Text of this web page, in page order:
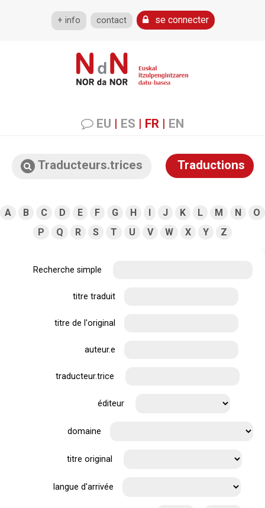
+ info contact se connecter
EU | ES | FR | EN
Traducteurs.trices Traductions
A B C D E F G H I J K L M N
O
P
Q R S T U V W X Y Z
Recherche simple
titre traduit
titre de l'original
auteur.e
traducteur.trice
éditeur
domaine
titre original
langue d'arrivée